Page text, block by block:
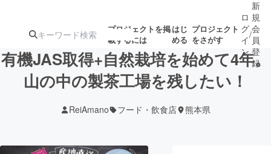
プロジェクトを掲
載するには
はじ
める
プロジェクト
をさがす
ターン
ジェクト
募集終了が近いプ
ロジェクト
ロ
グ
イ
ン
/
新
規
会
員
登
録
有機JAS取得+自然栽培を始めて4年。
山の中の製茶工場を残したい！
ReiAmano フード・飲食店 熊本県